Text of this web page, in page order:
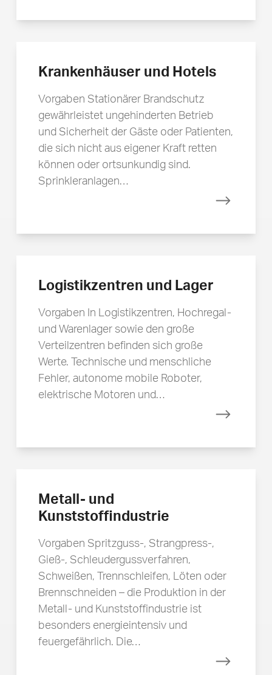
Krankenhäuser und Hotels
Vorgaben Stationärer Brandschutz
gewährleistet ungehinderten Betrieb
und Sicherheit der Gäste oder Patienten,
die sich nicht aus eigener Kraft retten
können oder ortsunkundig sind.
Sprinkleranlagen…
Mehr
Logistikzentren und Lager
Vorgaben In Logistikzentren, Hochregal-
und Warenlager sowie den große
Verteilzentren befinden sich große
Werte. Technische und menschliche
Fehler, autonome mobile Roboter,
elektrische Motoren und…
Mehr
Metall- und
Kunststoffindustrie
Vorgaben Spritzguss-, Strangpress-,
Gieß-, Schleudergussverfahren,
Schweißen, Trennschleifen, Löten oder
Brennschneiden – die Produktion in der
Metall- und Kunststoffindustrie ist
besonders energieintensiv und
feuergefährlich. Die…
Mehr